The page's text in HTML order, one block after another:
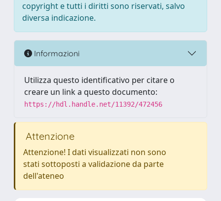
copyright e tutti i diritti sono riservati, salvo
diversa indicazione.
Informazioni
Utilizza questo identificativo per citare o
creare un link a questo documento:
https://hdl.handle.net/11392/472456
Attenzione
Attenzione! I dati visualizzati non sono
stati sottoposti a validazione da parte
dell'ateneo